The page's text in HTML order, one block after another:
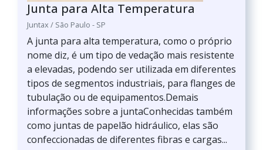
Junta para Alta Temperatura
Juntax / São Paulo - SP
A junta para alta temperatura, como o próprio
nome diz, é um tipo de vedação mais resistente
a elevadas, podendo ser utilizada em diferentes
tipos de segmentos industriais, para flanges de
tubulação ou de equipamentos.Demais
informações sobre a juntaConhecidas também
como juntas de papelão hidráulico, elas são
confeccionadas de diferentes fibras e cargas...